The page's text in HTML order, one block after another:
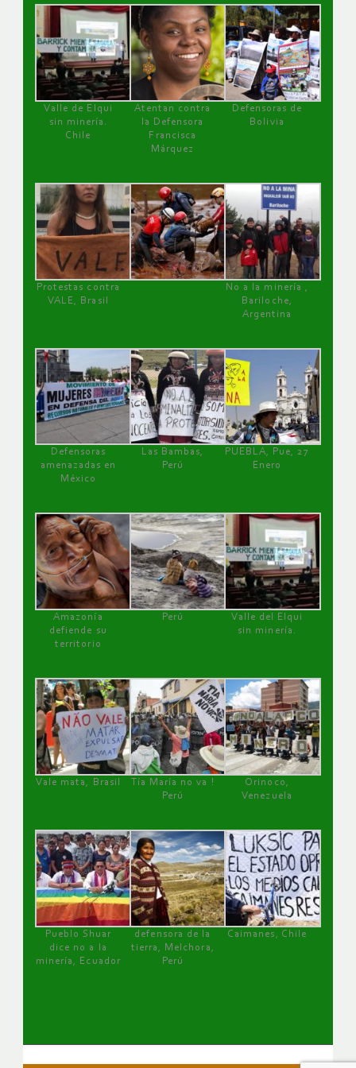
Valle de Elqui
sin minería.
Chile
Atentan contra
la Defensora
Francisca
Márquez
Defensoras de
Bolivia
Protestas contra
VALE, Brasil
No a la minería ,
Bariloche,
Argentina
Defensoras
amenazadas en
México
Las Bambas,
Perú
PUEBLA, Pue, 27
Enero
Amazonía
defiende su
territorio
Perú
Valle del Elqui
sin minería.
Vale mata, Brasil
Tía María no va !
Perú
Orinoco,
Venezuela
Pueblo Shuar
dice no a la
minería, Ecuador
defensora de la
tierra, Melchora,
Perú
Caimanes, Chile